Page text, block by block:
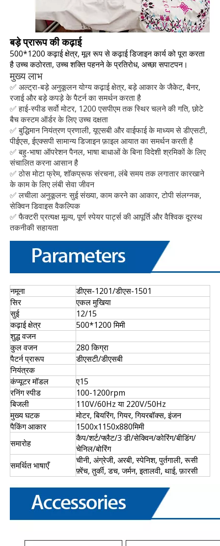
बड़े प्रारूप की कढ़ाई
500*1200 कढ़ाई क्षेत्र, मूल रूप से कढ़ाई डिजाइन कार्य को पूरा करता
है उच्च कठोरता, उच्च शक्ति पहनने के प्रतिरोध, अच्छा सपाटपन।
मुख्य लाभ
✅ अल्ट्रा-बड़े अनुकूलन योग्य कढ़ाई क्षेत्र, बड़े आकार के जैकेट, बैनर,
रजाई और बड़े कपड़े के पैटर्न का समर्थन करता है
✅ हाई-स्पीड सर्वो मोटर, 1200 एसपीएम तक स्थिर चलने की गति, छोटे
बैच कस्टम ऑर्डर के लिए उच्च दक्षता
✅ बुद्धिमान नियंत्रण प्रणाली, यूएसबी और वाईफाई के माध्यम से डीएसटी,
पीईएस, ईएक्सपी सामान्य डिजाइन फ़ाइल आयात का समर्थन करती है
✅ बहु-भाषा ऑपरेशन पैनल, भाषा बाधाओं के बिना विदेशी श्रमिकों के लिए
संचालित करना आसान है
✅ ठोस मोटा फ्रेम, शॉकप्रूफ संरचना, लंबे समय तक लगातार कारखाने
के काम के लिए लंबी सेवा जीवन
✅ लचीला अनुकूलन: सुई संख्या, काम करने का आकार, टोपी संलग्नक,
सेक्विन डिवाइस वैकल्पिक
✅ फैक्टरी प्रत्यक्ष मूल्य, पूर्ण स्पेयर पार्ट्स की आपूर्ति और वैश्विक दूरस्थ
तकनीकी सहायता
नमूना
डीएस-1201/डीएस-1501
सिर
एकल मुखिया
सुई
12/15
कढ़ाई क्षेत्र
500*1200 मिमी
शुद्ध वजन
कुल वजन
280 किग्रा
पैटर्न प्रारूप
डीएसटी/डीएसबी
नियंत्रक
कंप्यूटर मॉडल
ए15
रनिंग स्पीड
100-1200rpm
बिजली
110V/60Hz या 220V/50Hz
मुख्य घटक
मोटर, बियरिंग, गियर, गियरबॉक्स, इंजन
पैकिंग आकार
1500x1150x880मिमी
समारोह
कैप/शर्ट/फ्लैट/3 डी/सेक्विन/कोरिंग/बीडिंग/
चेनिल/बोरिंग
समर्थित भाषाएँ
चीनी, अंग्रेजी, अरबी, स्पेनिश, पुर्तगाली, रूसी
फ़्रेंच, तुर्की, डच, जर्मन, इतालवी, थाई, फ़ारसी